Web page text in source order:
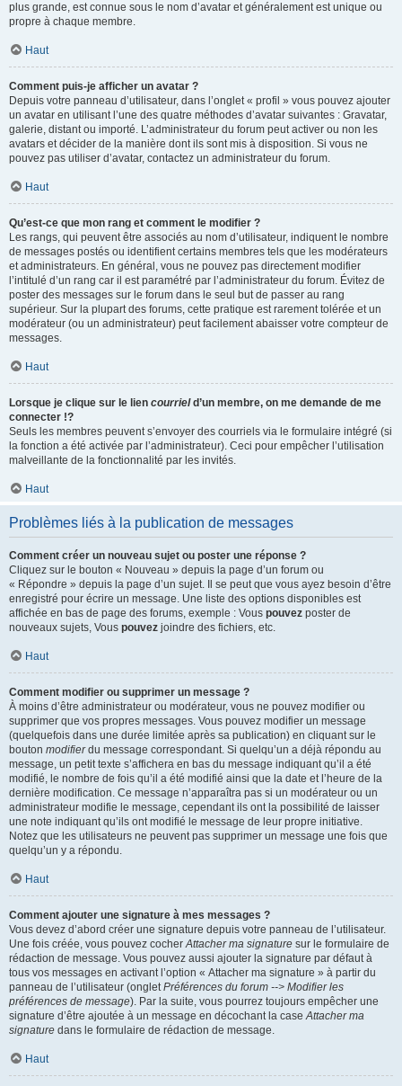
plus grande, est connue sous le nom d’avatar et généralement est unique ou
propre à chaque membre.
Haut
Comment puis-je afficher un avatar ?
Depuis votre panneau d’utilisateur, dans l’onglet « profil » vous pouvez ajouter
un avatar en utilisant l’une des quatre méthodes d’avatar suivantes : Gravatar,
galerie, distant ou importé. L’administrateur du forum peut activer ou non les
avatars et décider de la manière dont ils sont mis à disposition. Si vous ne
pouvez pas utiliser d’avatar, contactez un administrateur du forum.
Haut
Qu’est-ce que mon rang et comment le modifier ?
Les rangs, qui peuvent être associés au nom d’utilisateur, indiquent le nombre
de messages postés ou identifient certains membres tels que les modérateurs
et administrateurs. En général, vous ne pouvez pas directement modifier
l’intitulé d’un rang car il est paramétré par l’administrateur du forum. Évitez de
poster des messages sur le forum dans le seul but de passer au rang
supérieur. Sur la plupart des forums, cette pratique est rarement tolérée et un
modérateur (ou un administrateur) peut facilement abaisser votre compteur de
messages.
Haut
Lorsque je clique sur le lien courrield’un membre, on me demande de me
connecter !?
Seuls les membres peuvent s’envoyer des courriels via le formulaire intégré (si
la fonction a été activée par l’administrateur). Ceci pour empêcher l’utilisation
malveillante de la fonctionnalité par les invités.
Haut
Problèmes liés à la publication de messages
Comment créer un nouveau sujet ou poster une réponse ?
Cliquez sur le bouton « Nouveau » depuis la page d’un forum ou
« Répondre » depuis la page d’un sujet. Il se peut que vous ayez besoin d’être
enregistré pour écrire un message. Une liste des options disponibles est
affichée en bas de page des forums, exemple : Vous pouvez poster de
nouveaux sujets, Vous pouvez joindre des fichiers, etc.
Haut
Comment modifier ou supprimer un message ?
À moins d’être administrateur ou modérateur, vous ne pouvez modifier ou
supprimer que vos propres messages. Vous pouvez modifier un message
(quelquefois dans une durée limitée après sa publication) en cliquant sur le
bouton modifierdu message correspondant. Si quelqu’un a déjà répondu au
message, un petit texte s’affichera en bas du message indiquant qu’il a été
modifié, le nombre de fois qu’il a été modifié ainsi que la date et l’heure de la
dernière modification. Ce message n’apparaîtra pas si un modérateur ou un
administrateur modifie le message, cependant ils ont la possibilité de laisser
une note indiquant qu’ils ont modifié le message de leur propre initiative.
Notez que les utilisateurs ne peuvent pas supprimer un message une fois que
quelqu’un y a répondu.
Haut
Comment ajouter une signature à mes messages ?
Vous devez d’abord créer une signature depuis votre panneau de l’utilisateur.
Une fois créée, vous pouvez cocherAttacher ma signature sur le formulaire de
rédaction de message. Vous pouvez aussi ajouter la signature par défaut à
tous vos messages en activant l’option « Attacher ma signature » à partir du
panneau de l’utilisateur (ongletPréférences du forum --> Modifier les
préférences de message). Par la suite, vous pourrez toujours empêcher une
signature d’être ajoutée à un message en décochant la caseAttacher ma
signature dans le formulaire de rédaction de message.
Haut